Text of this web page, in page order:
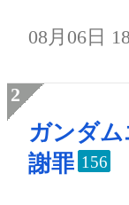
08月06日
ガンダ
謝罪 156